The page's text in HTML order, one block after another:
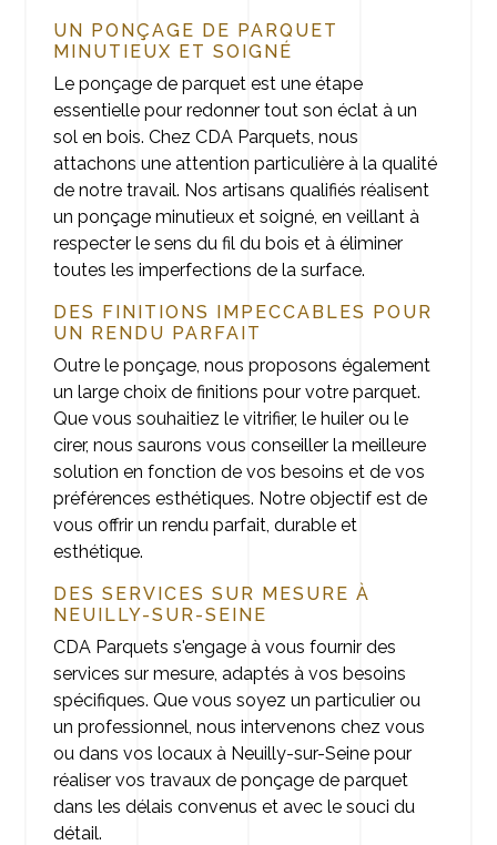
UN PONÇAGE DE PARQUET
MINUTIEUX ET SOIGNÉ
Le ponçage de parquet est une étape
essentielle pour redonner tout son éclat à un
sol en bois. Chez CDA Parquets, nous
attachons une attention particulière à la qualité
de notre travail. Nos artisans qualifiés réalisent
un ponçage minutieux et soigné, en veillant à
respecter le sens du fil du bois et à éliminer
toutes les imperfections de la surface.
DES FINITIONS IMPECCABLES POUR
UN RENDU PARFAIT
Outre le ponçage, nous proposons également
un large choix de finitions pour votre parquet.
Que vous souhaitiez le vitrifier, le huiler ou le
cirer, nous saurons vous conseiller la meilleure
solution en fonction de vos besoins et de vos
préférences esthétiques. Notre objectif est de
vous offrir un rendu parfait, durable et
esthétique.
DES SERVICES SUR MESURE À
NEUILLY-SUR-SEINE
CDA Parquets s'engage à vous fournir des
services sur mesure, adaptés à vos besoins
spécifiques. Que vous soyez un particulier ou
un professionnel, nous intervenons chez vous
ou dans vos locaux à Neuilly-sur-Seine pour
réaliser vos travaux de ponçage de parquet
dans les délais convenus et avec le souci du
détail.